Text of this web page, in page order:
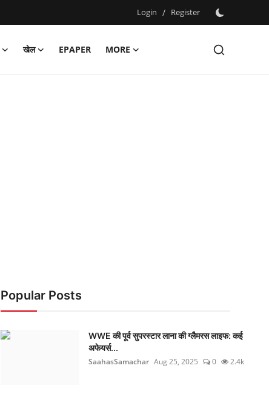
Login / Register
खेल EPAPER
MORE
Popular Posts
WWE की पूर्व सुपरस्टार लाना की ग्लैमरस लाइफ: कई
अफेयर्स...
SaahasSamachar Aug 25, 2025 0 2.4k